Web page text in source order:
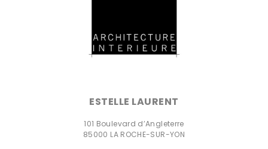
ESTELLE LAURENT
101 Boulevard d’Angleterre
85000 LA ROCHE-SUR-YON